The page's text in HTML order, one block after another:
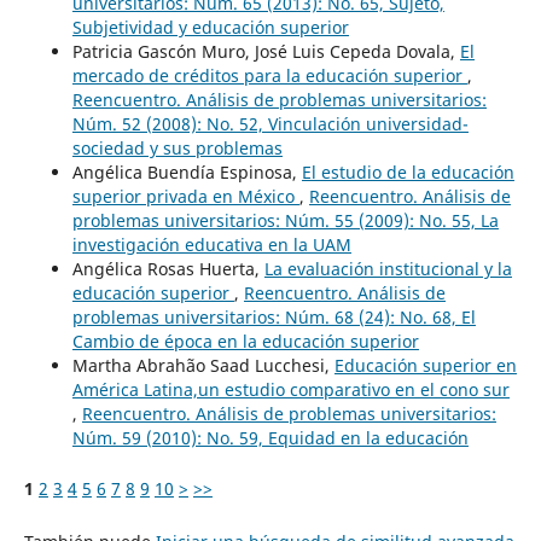
Subjetividad y educación superior
Patricia Gascón Muro, José Luis Cepeda Dovala, El
mercado de créditos para la educación superior ,
Reencuentro. Análisis de problemas universitarios:
Núm. 52 (2008): No. 52, Vinculación universidad-
sociedad y sus problemas
Angélica Buendía Espinosa, El estudio de la educación
superior privada en México , Reencuentro. Análisis de
problemas universitarios: Núm. 55 (2009): No. 55, La
investigación educativa en la UAM
Angélica Rosas Huerta, La evaluación institucional y la
educación superior , Reencuentro. Análisis de
problemas universitarios: Núm. 68 (24): No. 68, El
Cambio de época en la educación superior
Martha Abrahão Saad Lucchesi, Educación superior en
América Latina,un estudio comparativo en el cono sur
, Reencuentro. Análisis de problemas universitarios:
Núm. 59 (2010): No. 59, Equidad en la educación
1 2 3 4 5 6 7 8 9 10 > >>